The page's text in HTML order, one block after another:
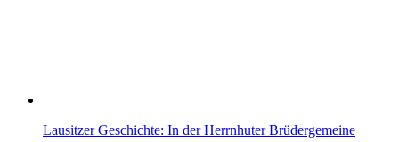
Lausitzer Geschichte: In der Herrnhuter Brüdergemeine